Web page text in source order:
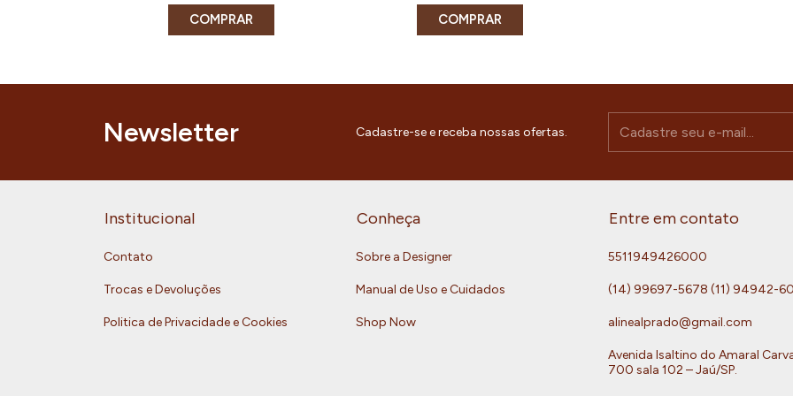
COMPRAR COMPRAR
Newsletter Cadastre-se e receba nossas ofertas.
Institucional
Contato
Trocas e Devoluções
Politica de Privacidade e Cookies
Conheça
Sobre a Designer
Manual de Uso e Cuidados
Shop Now
Entre em contato
5511949426000
(14) 99697-5678 (11) 94942-
alinealprado@gmail.com
Avenida Isaltino do Amaral
700 sala 102 – Jaú/SP.